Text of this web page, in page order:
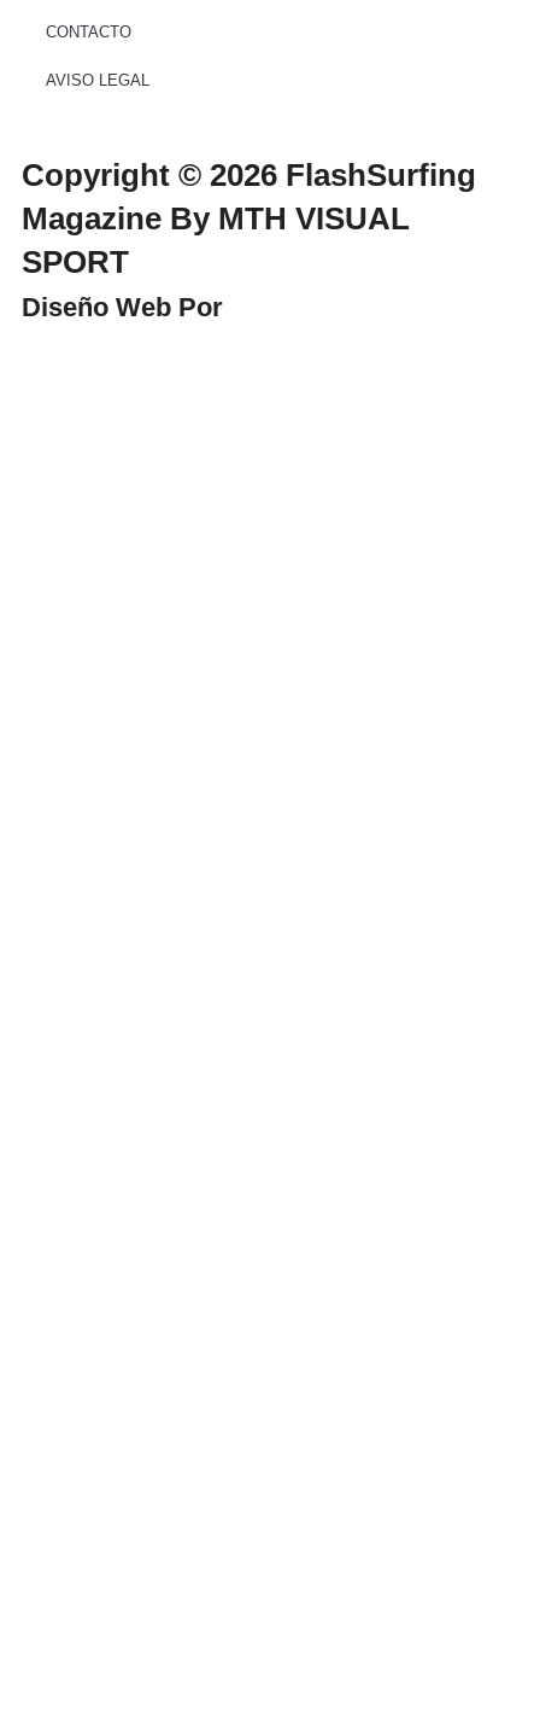
CONTACTO
AVISO LEGAL
Copyright © 2026 FlashSurfing
Magazine By MTH VISUAL
SPORT
Diseño Web Por